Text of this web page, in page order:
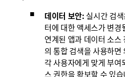
데이터 보안: 실시간 검
터에 대한 액세스가 변
연계된 앱과 데이터 소
의 통합 검색을 사용하
각 사용자에게 맞게 부
스 권한을 확보할 수 있